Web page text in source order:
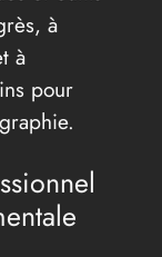
à
à
pour